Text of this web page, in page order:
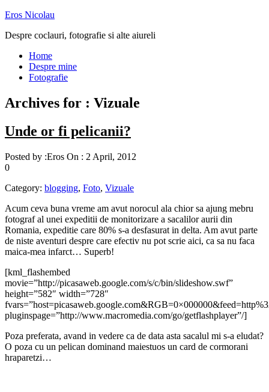
Eros Nicolau
Despre coclauri, fotografie si alte aiureli
Home
Despre mine
Fotografie
Archives for : Vizuale
Unde or fi pelicanii?
Posted by :Eros On : 2 April, 2012
0
Category: blogging, Foto, Vizuale
Acum ceva buna vreme am avut norocul ala chior sa ajung mebru
fotograf al unei expeditii de monitorizare a sacalilor aurii din
Romania, expeditie care 80% s-a desfasurat in delta. Am avut parte
de niste aventuri despre care efectiv nu pot scrie aici, ca sa nu faca
maica-mea infarct… Superb!
[kml_flashembed
movie=”http://picasaweb.google.com/s/c/bin/slideshow.swf”
height=”582″ width=”728″
pluginspage=”http://www.macromedia.com/go/getflashplayer”/]
Poza preferata, avand in vedere ca de data asta sacalul mi s-a eludat?
O poza cu un pelican dominand maiestuos un card de cormorani
hraparetzi…